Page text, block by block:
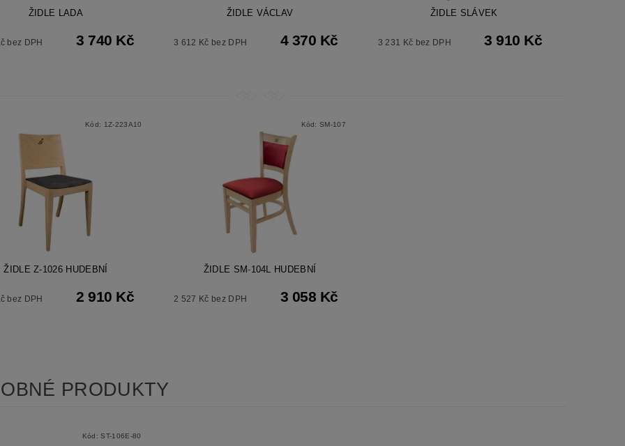
ŽIDLE LADA
bez DPH 3 740 Kč
ŽIDLE VÁCLAV
3 612 Kč bez DPH 4 370 Kč
ŽIDLE SLÁVEK
3 231 Kč bez DPH 3 910 Kč
Kód: 1Z-223A10
ŽIDLE Z-1026 HUDEBNÍ
bez DPH 2 910 Kč
Kód:SM-107
ŽIDLE SM-104L HUDEBNÍ
2 527 Kč bez DPH 3 058 Kč
PRODUKTY
Kód:ST-106E-80